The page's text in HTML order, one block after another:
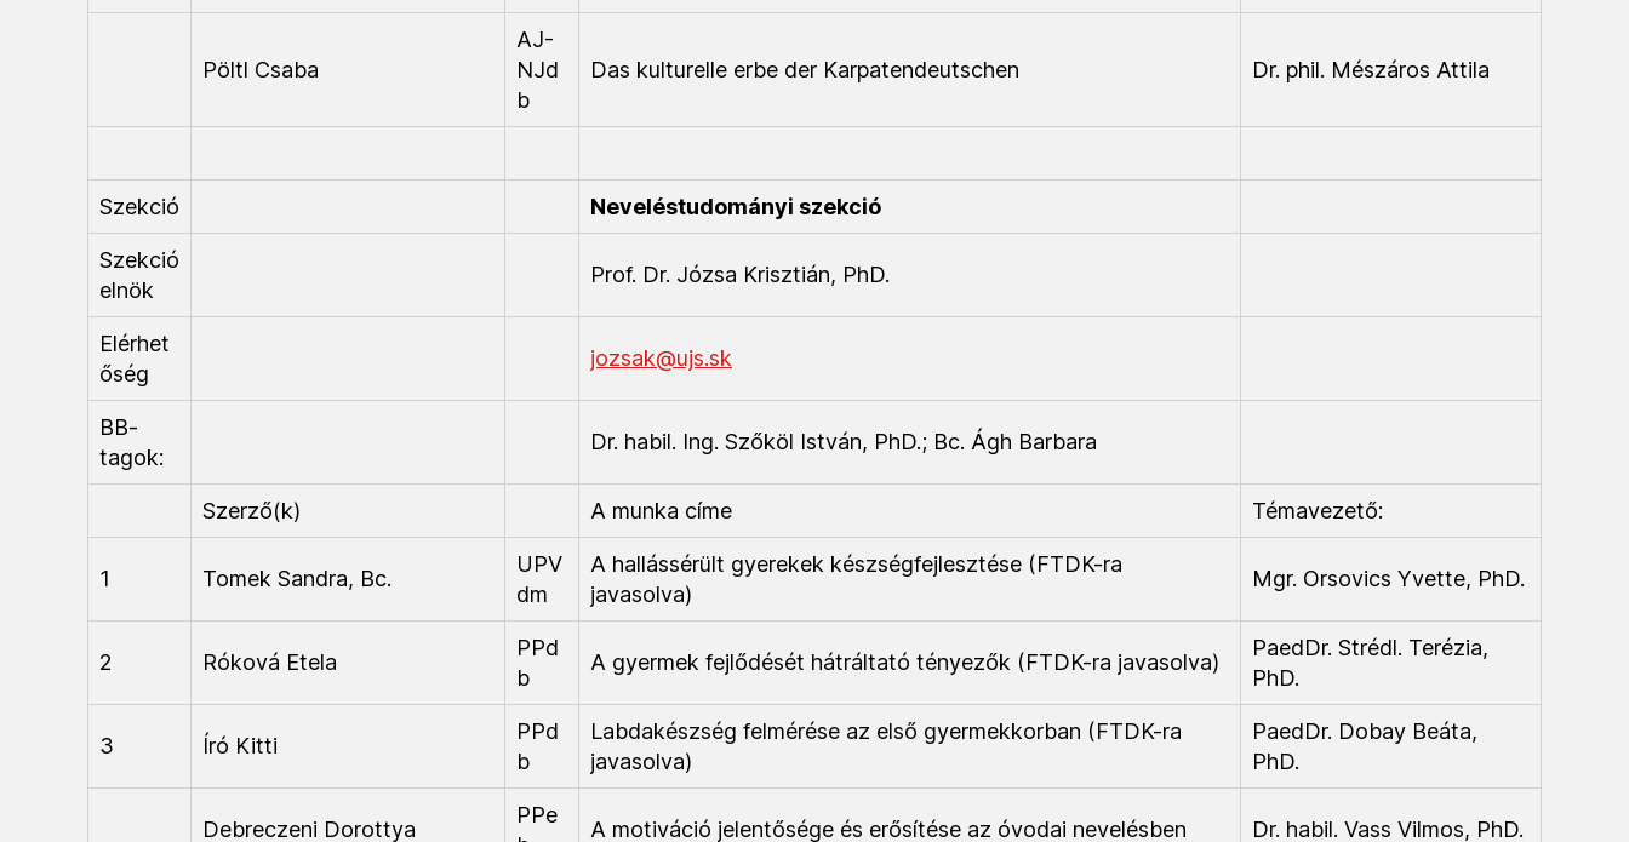
Pöltl Csaba
AJ-
NJd
b
Das kulturelle erbe der Karpatendeutschen Dr. phil. Mészáros Attila
Szekció Neveléstudományi szekció
Szekció
elnök
Prof. Dr. Józsa Krisztián, PhD.
Elérhet
őség
jozsak@ujs.sk
BB-
tagok:
Dr. habil. Ing. Szőköl István, PhD.; Bc. Ágh Barbara
Szerző(k) A munka címe Témavezető:
1 Tomek Sandra, Bc.
UPV
dm
A hallássérült gyerekek készségfejlesztése (FTDK-ra
javasolva)
Mgr. Orsovics Yvette, PhD.
2 Róková Etela
PPd
b
A gyermek fejlődését hátráltató tényezők (FTDK-ra javasolva)
PaedDr. Strédl. Terézia,
PhD.
3 Író Kitti
PPd
b
Labdakészség felmérése az első gyermekkorban (FTDK-ra
javasolva)
PaedDr. Dobay Beáta,
PhD.
Debreczeni Dorottya
PPe
A motiváció jelentősége és erősítése az óvodai nevelésben Dr. habil. Vass Vilmos, PhD.